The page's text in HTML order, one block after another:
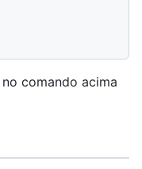
comando acima